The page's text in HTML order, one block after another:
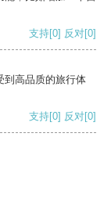
支持[0] 反对[0]
到高品质的旅行体
支持[0] 反对[0]